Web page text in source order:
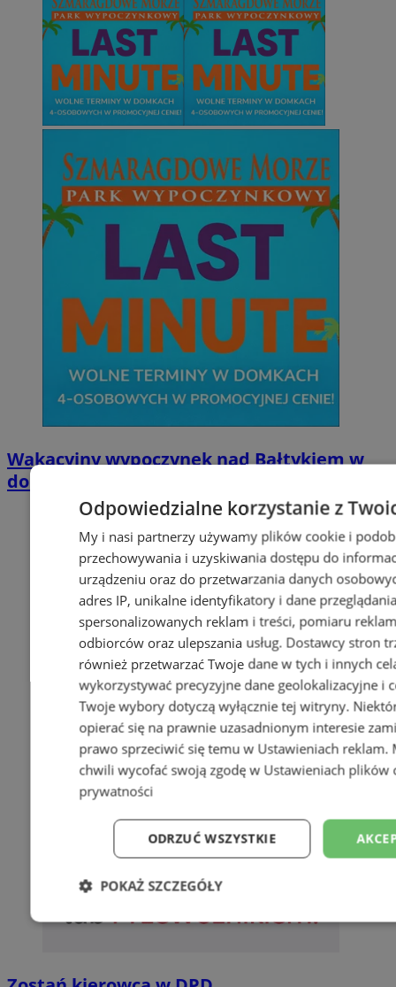
Wakacyjny wypoczynek nad Bałtykiem w
domkach Szmaragdowe Morze
Odpowiedzialne korzystanie z
My i nasi partnerzy używamy plików cookie i
przechowywania i uzyskiwania dostępu do
urządzeniu oraz do przetwarzania danych
adres IP, unikalne identyfikatory i dane
spersonalizowanych reklam i treści, pomiaru
odbiorców oraz ulepszania usług. Dostawcy stron
również przetwarzać Twoje dane w tych i innych
wykorzystywać precyzyjne dane geolokalizacyjne i
Twoje wybory dotyczą wyłącznie tej witryny.
opierać się na prawnie uzasadnionym interesie
prawo sprzeciwić się temu w Ustawieniach reklam.
chwili wycofać swoją zgodę w Ustawieniach plików
prywatności
ODRZUĆ WSZYSTKIE
POKAŻ SZCZEGÓŁY
Niezbędne Wydajność